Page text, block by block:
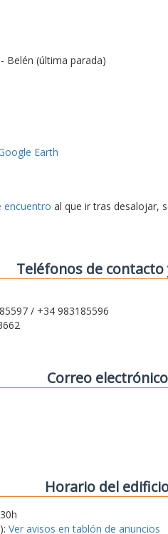
Belén (última parada)
Earth
encuentro al que ir tras desalojar,
Teléfonos de contacto
/ +34 983185596
Correo electrónico
Horario del
Ver avisos en tablón de anuncios